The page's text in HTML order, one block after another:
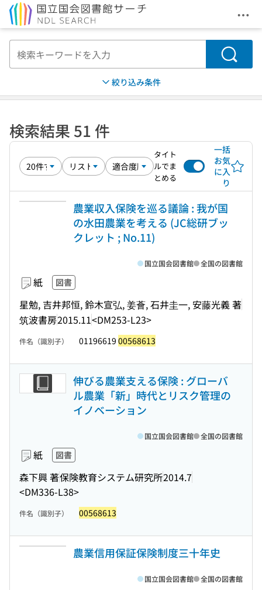
メ
検索
絞り込み条件
検索結果 51 件
タイト
ルでま
とめる
一括
お気
に入
り
農業収入保険を巡る議論 : 我が国
の水田農業を考える (JC総研ブッ
クレット ; No.11)
紙 図書
星勉, 吉井邦恒, 鈴木宣弘, 姜薈, 石井圭一, 安藤光義 著
筑波書房2015.11<DM253-L23>
国立国会図書館 全国の図書館
件名（識別子） 01196619 00568613
伸びる農業支える保険 : グローバ
ル農業「新」時代とリスク管理の
イノベーション
紙 図書
森下興 著保険教育システム研究所2014.7
<DM336-L38>
国立国会図書館 全国の図書館
件名（識別子） 00568613
農業信用保証保険制度三十年史
国立国会図書館 全国の図書館